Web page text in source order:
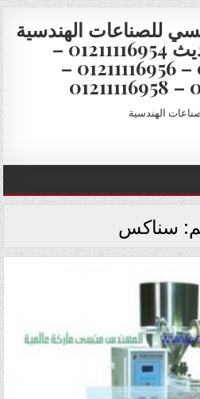
للصناعات الهندسية
والتغليف الحديث 01211116954 –
01211116955 – 01211116956 –
الهندسية
سناكس